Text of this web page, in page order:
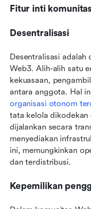
Fitur inti
Desentralisasi
Desentralisasi adalah
Web3. Alih-alih satu
kekuasaan,
organisasi otonom
tata kelola
dijalankan secara
menyediakan
ini, memungkinkan
dan terdistribusi.
Kepemilikan